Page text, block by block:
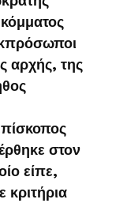
αρχής, της
στον
είπε,
κριτήρια